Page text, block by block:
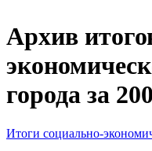
Архив
города за
Итоги социально-